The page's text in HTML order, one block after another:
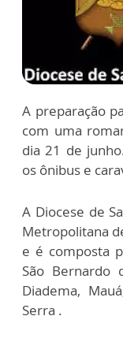
A preparação
com uma
dia 21 de
os ônibus e
A Diocese de
Metropolitana
e é composta
São Bernardo
Diadema,
Serra .